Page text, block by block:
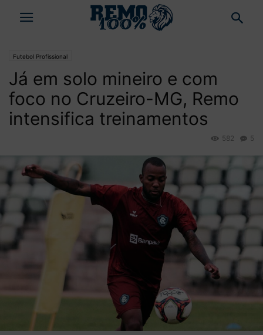
Futebol Profissional
Já em solo mineiro e com
foco no Cruzeiro-MG, Remo
intensifica treinamentos
5
582